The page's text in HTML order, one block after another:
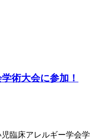
術大会に参加！
臨床アレルギー学会学